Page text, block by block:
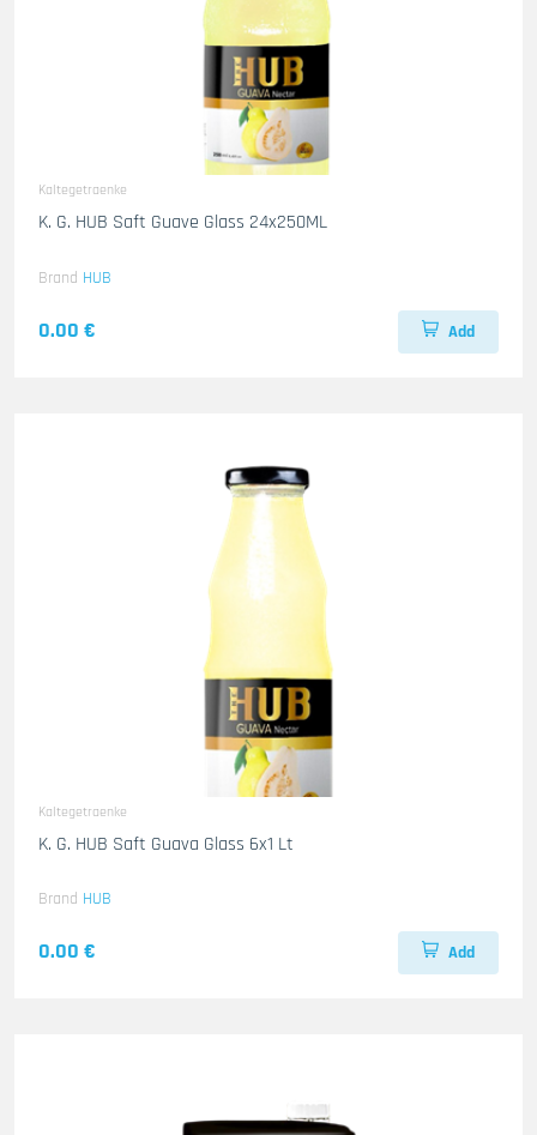
Kaltegetraenke
K. G. HUB Saft Guave Glass 24x250ML
Brand HUB
0.00 € Add
Kaltegetraenke
K. G. HUB Saft Guava Glass 6x1 Lt
Brand HUB
0.00 € Add